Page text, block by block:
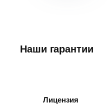
Наши гарантии
Лицензия